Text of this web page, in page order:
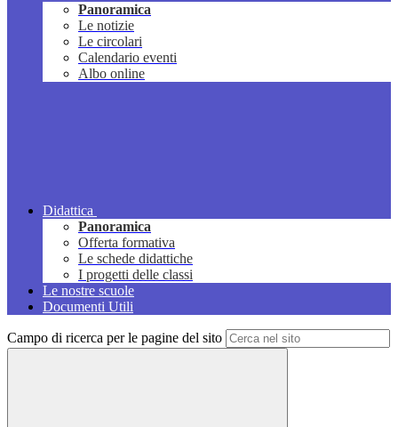
Panoramica
Le notizie
Le circolari
Calendario eventi
Albo online
Didattica
Panoramica
Offerta formativa
Le schede didattiche
I progetti delle classi
Le nostre scuole
Documenti Utili
Campo di ricerca per le pagine del sito